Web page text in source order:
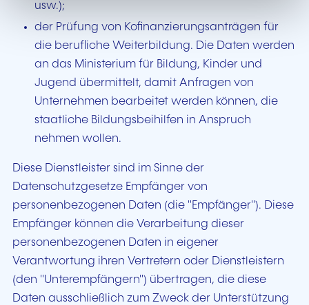
usw.);
der Prüfung von Kofinanzierungsanträgen für
die berufliche Weiterbildung. Die Daten werden
an das Ministerium für Bildung, Kinder und
Jugend übermittelt, damit Anfragen von
Unternehmen bearbeitet werden können, die
staatliche Bildungsbeihilfen in Anspruch
nehmen wollen.
Diese Dienstleister sind im Sinne der
Datenschutzgesetze Empfänger von
personenbezogenen Daten (die "Empfänger"). Diese
Empfänger können die Verarbeitung dieser
personenbezogenen Daten in eigener
Verantwortung ihren Vertretern oder Dienstleistern
(den "Unterempfängern") übertragen, die diese
Daten ausschließlich zum Zweck der Unterstützung